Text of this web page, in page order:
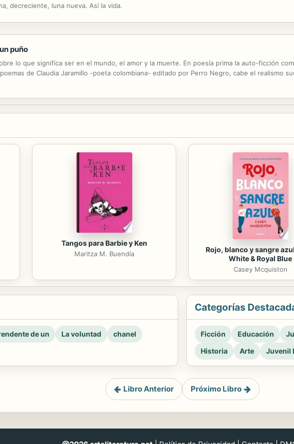
decreciente, luna nueva. Así la vida.
puño
lo que significa ser en el mundo, el amor y la muerte. En poesía prima la auto-ficción
de Claudia Jaramillo -poeta colombiana- editado por Perro Negro, cabe el realismo
Tangos para Barbie y Ken
Maritza M. Buendía
Rojo, blanco y sangre
White & Royal Blue
Casey Mcquiston
de un La voluntad
chanel
Categorías
Ficción Educación
Historia
Arte Juvenil
Libro Anterior Próximo Libro